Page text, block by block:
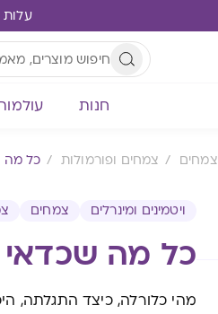
עלות משלוח 30 ש"ח |
חנות
צמחים צמחים ופורמולות כל מה
ויטמינים ומינרלים צמחים
כל מה
מהי כלורלה, כיצד התגלתה,